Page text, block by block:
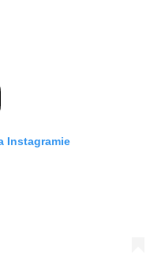
Instagramie